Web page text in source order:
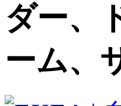
ダー、
ーム、